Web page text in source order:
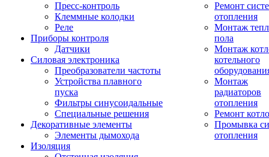
Пресс-контроль
Клеммные колодки
Реле
Приборы контроля
Датчики
Силовая электроника
Преобразователи частоты
Устройства плавного
пуска
Фильтры синусоидальные
Специальные решения
Декоративные элементы
Элементы дымохода
Изоляция
Ремонт
отопления
Монтаж
пола
Монтаж
котельного
Монтаж
радиаторов
отопления
Ремонт
Промывка
отопления